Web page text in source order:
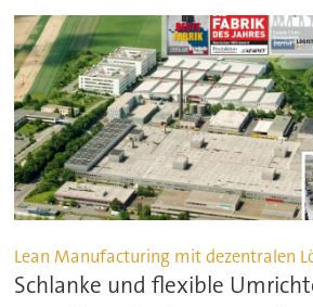
Lean Manufacturing mit dezentralen
Schlanke und flexible